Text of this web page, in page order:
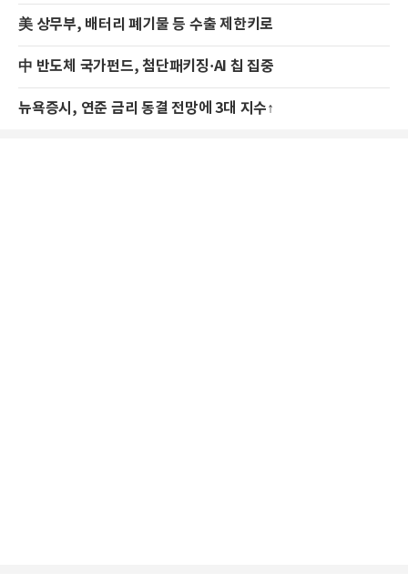
美 상무부, 배터리 폐기물 등 수출 제한키로
中 반도체 국가펀드, 첨단패키징·AI 칩 집중
뉴욕증시, 연준 금리 동결 전망에 3대 지수↑